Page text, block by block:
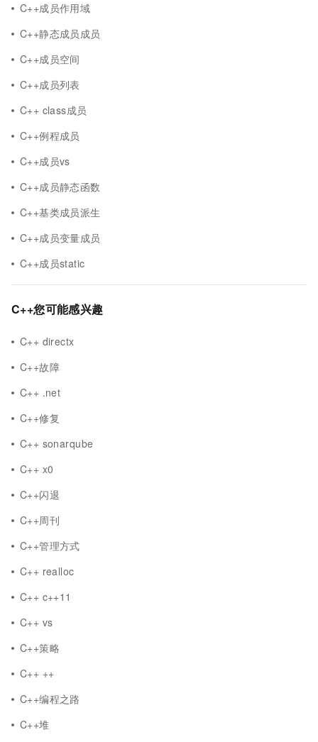
C++成员作用域
C++静态成员成员
C++成员空间
C++成员列表
C++ class成员
C++例程成员
C++成员vs
C++成员静态函数
C++基类成员派生
C++成员变量成员
C++成员static
C++您可能感兴趣
C++ directx
C++故障
C++ .net
C++修复
C++ sonarqube
C++ x0
C++闪退
C++周刊
C++管理方式
C++ realloc
C++ c++11
C++ vs
C++策略
C++ ++
C++编程之路
C++堆